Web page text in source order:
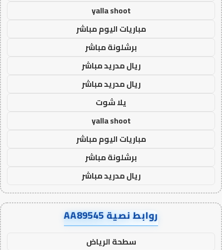
yalla shoot
مباريات اليوم مباشر
برشلونة مباشر
ريال مدريد مباشر
ريال مدريد مباشر
يلا شوت
yalla shoot
مباريات اليوم مباشر
برشلونة مباشر
ريال مدريد مباشر
روابط نصية AA89545
سطحة الرياض